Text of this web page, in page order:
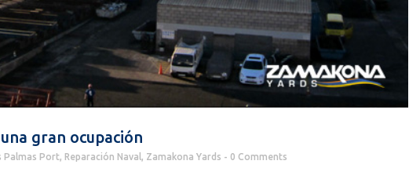
gran ocupación
Palmas Port, Reparación Naval, Zamakona Yards 0 Comments